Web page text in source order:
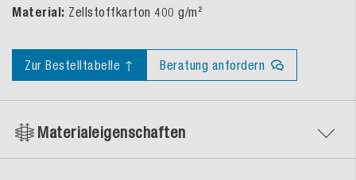
Material: Zellstoffkarton 400 g/m²
Zur Bestelltabelle ↑ Beratung anfordern
Materialeigenschaften